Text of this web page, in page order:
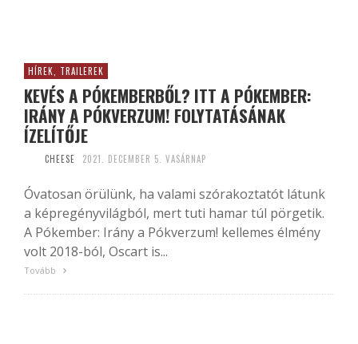
HÍREK, TRAILEREK
KEVÉS A PÓKEMBERBŐL? ITT A PÓKEMBER:
IRÁNY A PÓKVERZUM! FOLYTATÁSÁNAK
ÍZELÍTŐJE
CHEESE 2021. DECEMBER 5. VASÁRNAP
Óvatosan örülünk, ha valami szórakoztatót látunk
a képregényvilágból, mert tuti hamar túl pörgetik.
A Pókember: Irány a Pókverzum! kellemes élmény
volt 2018-ból, Oscart is...
Tovább